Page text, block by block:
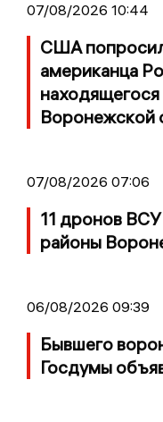
07/08/2026 10:44
США
американца
Воронежской
07/08/2026 07:06
11 дронов
районы
06/08/2026 09:39
Бывшего
Госдумы